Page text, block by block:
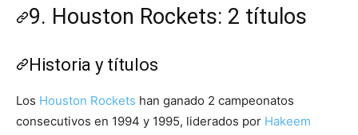
9. Houston Rockets: 2 títulos
Historia y títulos
Los Houston Rockets han ganado 2 campeonatos
consecutivos en 1994 y 1995, liderados por Hakeem